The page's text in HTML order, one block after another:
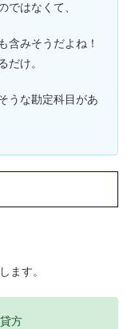
ではなくて、
含みそうだよね！
だけ。
うな勘定科目があ
ます。
方